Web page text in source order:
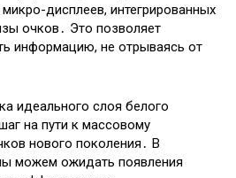
дисплеев, интегрированных
очков․ Это позволяет
информацию, не отрываясь от
идеального слоя белого
на пути к массовому
нового поколения․ В
можем ожидать появления